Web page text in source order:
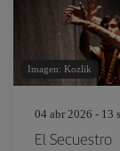
Imagen: Kozlik
04 abr 2026 - 13
El Secuestro